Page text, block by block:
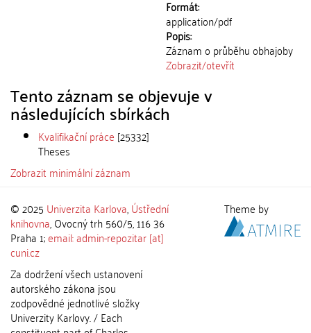
Formát:
application/pdf
Popis:
Záznam o průběhu obhajoby
Zobrazit/otevřít
Tento záznam se objevuje v
následujících sbírkách
Kvalifikační práce [25332]
Theses
Zobrazit minimální záznam
© 2025 Univerzita Karlova,Ústřední
knihovna, Ovocný trh 560/5, 116 36
Praha 1;email: admin-repozitar [at]
cuni.cz
Za dodržení všech ustanovení
autorského zákona jsou
zodpovědné jednotlivé složky
Univerzity Karlovy. / Each
Theme by